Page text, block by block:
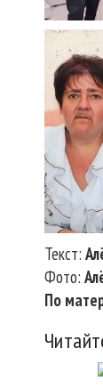
Текст:
Фото:
По